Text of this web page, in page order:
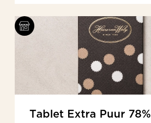
Tablet Extra Puur 78%